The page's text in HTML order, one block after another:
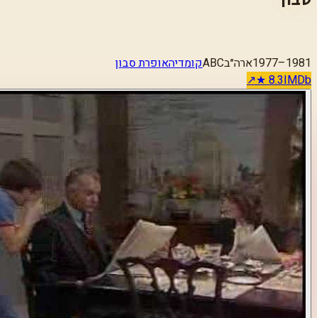
1977–1981ארה״בABCקומדיהאופרת סבון
IMDb
★8.3
↗